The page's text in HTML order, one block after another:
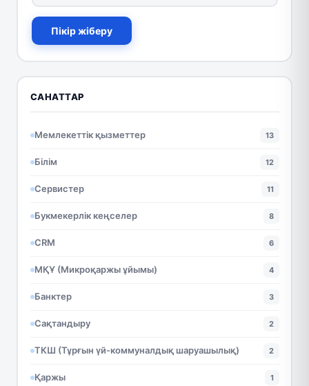
Пікір жіберу
САНАТТАР
Мемлекеттік қызметтер 13
Білім 12
Сервистер 11
Букмекерлік кеңселер 8
CRM 6
МҚҰ (Микроқаржы ұйымы) 4
Банктер 3
Сақтандыру 2
ТКШ (Тұрғын үй-коммуналдық шаруашылық) 2
Қаржы 1